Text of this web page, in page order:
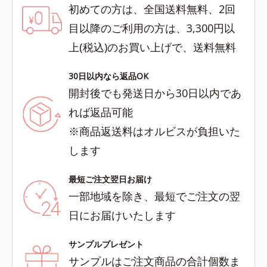
初めての方は、全国送料無料、2回
目以降のご利用の方は、3,300円以
上(税込)のお買い上げで、送料無料
30日以内なら返品OK
開封後でも発送日から30日以内であ
れば返品可能
※商品返送料はオルビスが負担いた
します
最短ご注文翌日お届け
一部地域を除き、最短でご注文の翌
日にお届けいたします
サンプルプレゼント
サンプルはご注文商品の合計個数ま